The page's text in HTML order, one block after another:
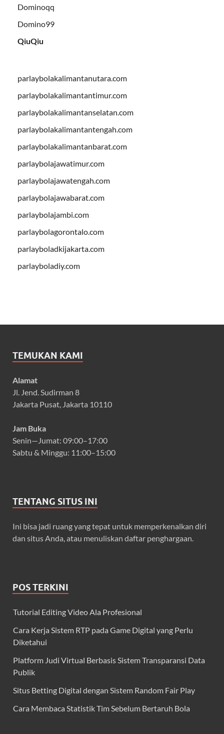
Dominoqq
Domino99
QiuQiu
parlaybolakalimantanutara.com
parlaybolakalimantantimur.com
parlaybolakalimantanselatan.com
parlaybolakalimantantengah.com
parlaybolakalimantanbarat.com
parlaybolajawatimur.com
parlaybolajawatengah.com
parlaybolajawabarat.com
parlaybolajambi.com
parlaybolagorontalo.com
parlayboladkijakarta.com
parlayboladiy.com
TEMUKAN KAMI
Alamat
Jl. Jend. Sudirman 8
Jakarta Pusat, Jakarta 10110
Jam Buka
Senin—Jumat: 09:00–17:00
Sabtu & Minggu: 11:00–15:00
TENTANG SITUS INI
Ini bisa jadi ruang yang tepat untuk memperkenalkan diri
dan situs Anda, atau menuliskan daftar penghargaan.
POS TERKINI
Tutorial Editing Video Ala Profesional
Cara Kerja Sistem RTP pada Game Digital yang Perlu
Diketahui
Platform Judi Virtual Berbasis Sistem Transparansi Data
Publik
Situs Betting Digital dengan Sistem Random Fair Play
Cara Membaca Statistik Tim Sebelum Bertaruh Bola